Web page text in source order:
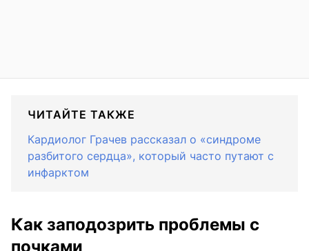
ЧИТАЙТЕ ТАКЖЕ
Кардиолог Грачев рассказал о «синдроме
разбитого сердца», который часто путают с
инфарктом
Как заподозрить проблемы с
почками